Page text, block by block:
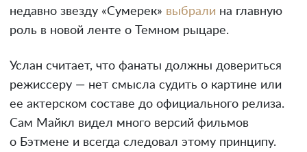
недавно звезду «Сумерек» выбрали на главную
роль в новой ленте о Темном рыцаре.
Услан считает, что фанаты должны довериться
режиссеру — нет смысла судить о картине или
ее актерском составе до официального релиза.
Сам Майкл видел много версий фильмов
о Бэтмене и всегда следовал этому принципу.